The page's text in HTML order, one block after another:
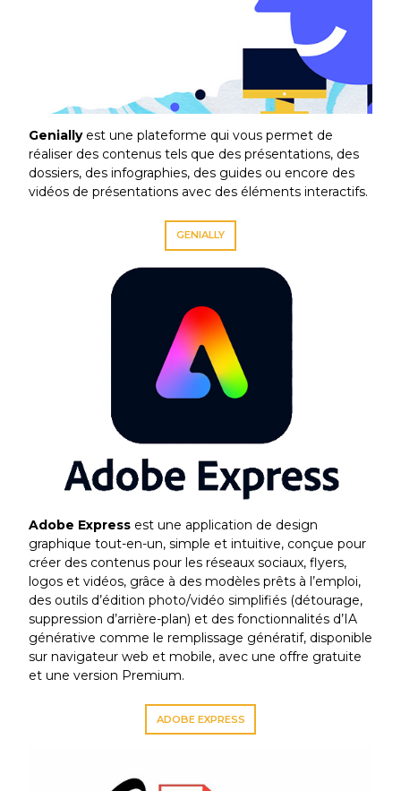
Genially est une plateforme qui vous permet de
réaliser des contenus tels que des présentations, des
dossiers, des infographies, des guides ou encore des
vidéos de présentations avec des éléments interactifs.
GENIALLY
Adobe Express est une application de design
graphique tout-en-un, simple et intuitive, conçue pour
créer des contenus pour les réseaux sociaux, flyers,
logos et vidéos, grâce à des modèles prêts à l’emploi,
des outils d’édition photo/vidéo simplifiés (détourage,
suppression d’arrière-plan) et des fonctionnalités d’IA
générative comme le remplissage génératif, disponible
sur navigateur web et mobile, avec une offre gratuite
et une version Premium.
ADOBE EXPRESS